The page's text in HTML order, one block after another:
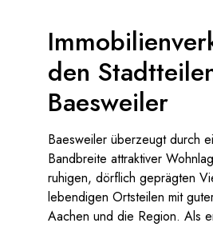
den
Baesweiler
Baesweiler überzeugt durch
Bandbreite attraktiver
ruhigen, dörflich geprägten
lebendigen Ortsteilen mit
Aachen und die Region. Als